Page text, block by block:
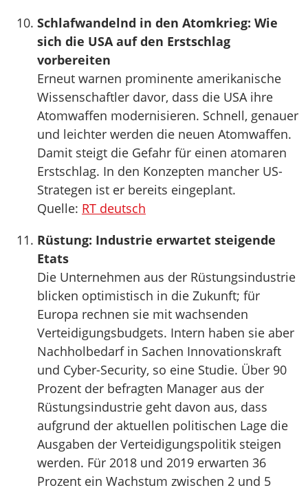
Schlafwandelnd in den Atomkrieg: Wie
sich die USA auf den Erstschlag
vorbereiten
Erneut warnen prominente amerikanische
Wissenschaftler davor, dass die USA ihre
Atomwaffen modernisieren. Schnell, genauer
und leichter werden die neuen Atomwaffen.
Damit steigt die Gefahr für einen atomaren
Erstschlag. In den Konzepten mancher US-
Strategen ist er bereits eingeplant.
Quelle: RT deutsch
Rüstung: Industrie erwartet steigende
Etats
Die Unternehmen aus der Rüstungsindustrie
blicken optimistisch in die Zukunft; für
Europa rechnen sie mit wachsenden
Verteidigungsbudgets. Intern haben sie aber
Nachholbedarf in Sachen Innovationskraft
und Cyber-Security, so eine Studie. Über 90
Prozent der befragten Manager aus der
Rüstungsindustrie geht davon aus, dass
aufgrund der aktuellen politischen Lage die
Ausgaben der Verteidigungspolitik steigen
werden. Für 2018 und 2019 erwarten 36
Prozent ein Wachstum zwischen 2 und 5